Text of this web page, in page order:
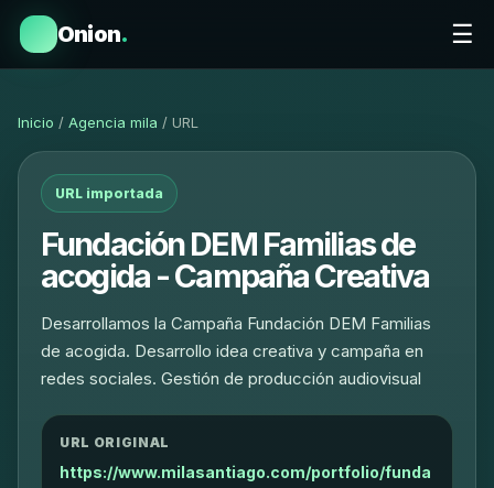
Onion. ☰
Inicio / Agencia mila / URL
URL importada
Fundación DEM Familias de
acogida - Campaña Creativa
Desarrollamos la Campaña Fundación DEM Familias
de acogida. Desarrollo idea creativa y campaña en
redes sociales. Gestión de producción audiovisual
URL ORIGINAL
https://www.milasantiago.com/portfolio/funda